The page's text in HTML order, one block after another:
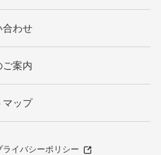
合わせ
ご案内
マップ
ライバシーポリシー